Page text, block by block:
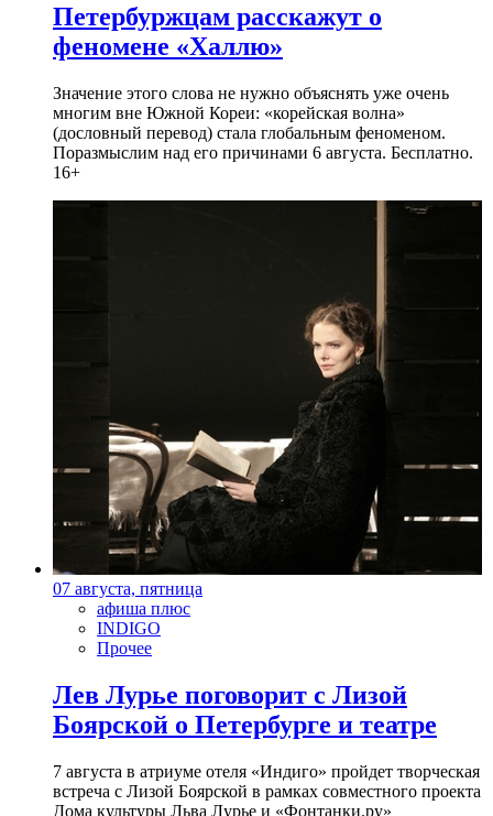
Петербуржцам расскажут о
феномене «Халлю»
Значение этого слова не нужно объяснять уже очень
многим вне Южной Кореи: «корейская волна»
(дословный перевод) стала глобальным феноменом.
Поразмыслим над его причинами 6 августа. Бесплатно.
16+
07 августа, пятница
афиша плюс
INDIGO
Прочее
Лев Лурье поговорит с Лизой
Боярской о Петербурге и театре
7 августа в атриуме отеля «Индиго» пройдет творческая
встреча с Лизой Боярской в рамках совместного проекта
Дома культуры Льва Лурье и «Фонтанки.ру»